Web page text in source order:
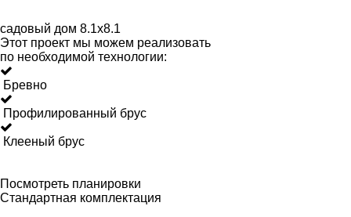
садовый дом 8.1x8.1
Этот проект мы можем реализовать
по необходимой технологии:
Бревно
Профилированный брус
Клееный брус
Посмотреть планировки
Стандартная комплектация